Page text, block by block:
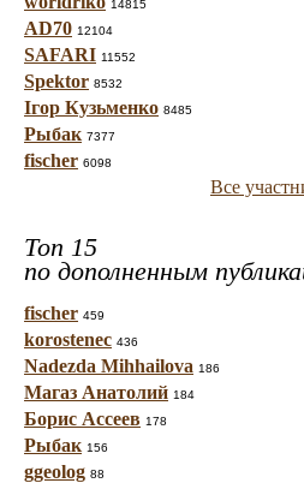
14815
AD70 12104
SAFARI 11552
Spektor 8532
Ігор Кузьменко 8485
Рыбак 7377
fischer 6098
Все
Топ 15
по дополненным
fischer 459
korostenec 436
Nadezda Mihhailova 186
Магаз Анатолий 184
Борис Ассеев 178
Рыбак 156
ggeolog 88